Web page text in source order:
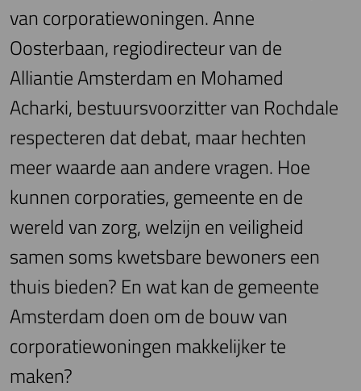
van corporatiewoningen. Anne
Oosterbaan, regiodirecteur van de
Alliantie Amsterdam en Mohamed
Acharki, bestuursvoorzitter van Rochdale
respecteren dat debat, maar hechten
meer waarde aan andere vragen. Hoe
kunnen corporaties, gemeente en de
wereld van zorg, welzijn en veiligheid
samen soms kwetsbare bewoners een
thuis bieden? En wat kan de gemeente
Amsterdam doen om de bouw van
corporatiewoningen makkelijker te
maken?